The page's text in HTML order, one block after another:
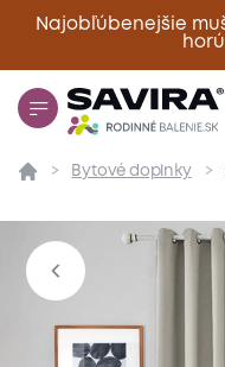
Najobľúbenejšie
Prehľad
Bytové doplnky